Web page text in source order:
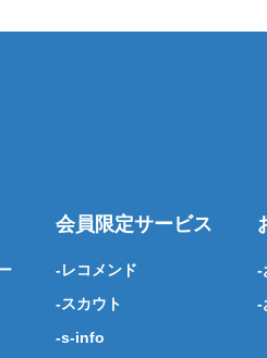
会員限定サービス
レコメンド
スカウト
s-info